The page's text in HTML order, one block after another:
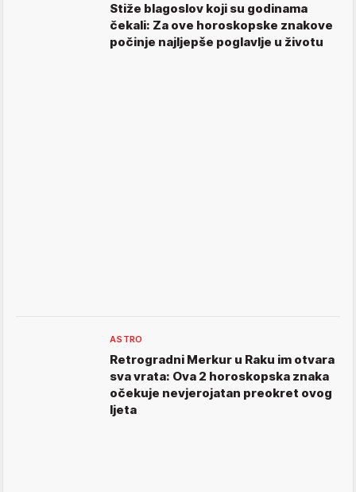
Stiže blagoslov koji su godinama
čekali: Za ove horoskopske znakove
počinje najljepše poglavlje u životu
ASTRO
Retrogradni Merkur u Raku im otvara
sva vrata: Ova 2 horoskopska znaka
očekuje nevjerojatan preokret ovog
ljeta